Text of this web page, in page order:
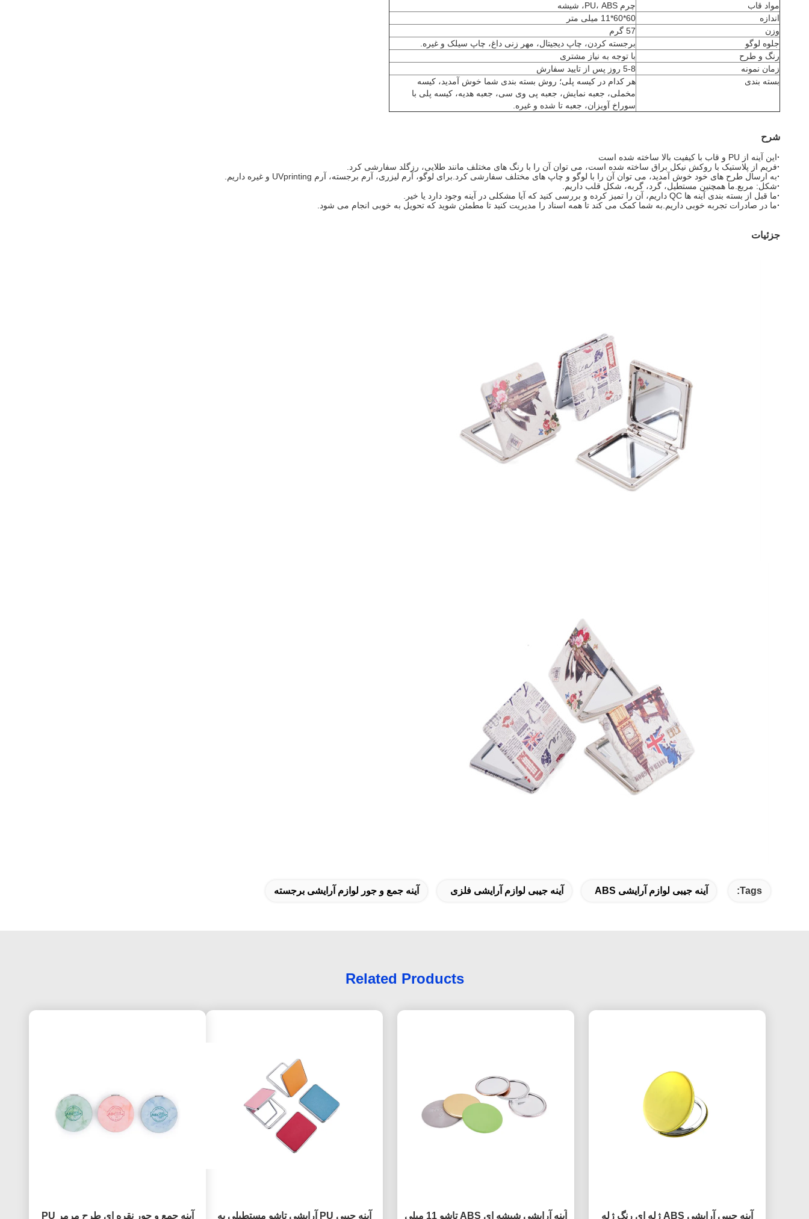
مواد قاب
چرم PU، ABS، شیشه
اندازه
60*60*11 میلی متر
وزن
57 گرم
جلوه لوگو
برجسته کردن، چاپ دیجیتال، مهر زنی داغ، چاپ سیلک و غیره.
رنگ و طرح
با توجه به نیاز مشتری
زمان نمونه
5-8 روز پس از تایید سفارش
بسته بندی
هر کدام در کیسه پلی؛ روش بسته بندی شما خوش آمدید، کیسه
مخملی، جعبه نمایش، جعبه پی وی سی، جعبه هدیه، کیسه پلی با
سوراخ آویزان، جعبه تا شده و غیره.
شرح
·این آینه از PU و قاب با کیفیت بالا ساخته شده است
·فریم از پلاستیک با روکش نیکل براق ساخته شده است، می توان آن را با رنگ های مختلف مانند طلایی، رزگلد سفارشی کرد.
·به ارسال طرح های خود خوش آمدید، می توان آن را با لوگو و چاپ های مختلف سفارشی کرد.برای لوگو، آرم لیزری، آرم برجسته، آرم UVprinting و غیره داریم.
·شکل: مربع.ما همچنین مستطیل، گرد، گربه، شکل قلب داریم.
·ما قبل از بسته بندی آینه ها QC داریم، آن را تمیز کرده و بررسی کنید که آیا مشکلی در آینه وجود دارد یا خیر.
·ما در صادرات تجربه خوبی داریم.به شما کمک می کند تا همه اسناد را مدیریت کنید تا مطمئن شوید که تحویل به خوبی انجام می شود.
جزئیات
Tags: آینه جیبی لوازم آرایشی ABS آینه جیبی لوازم آرایشی فلزی آینه جمع و جور لوازم آرایشی برجسته
Related Products
آینه جیبی آرایشی ABS ژله ای رنگ ژله آینه آرایشی شیشه ای ABS تاشو 11 میلی آینه جیبی PU آرایشی تاشو مستطیلی به آینه جمع و جور نقره ای طرح مرمر PU